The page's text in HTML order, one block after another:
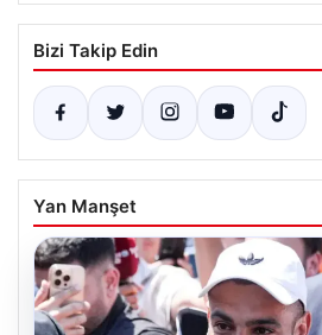
Bizi Takip Edin
Yan Manşet